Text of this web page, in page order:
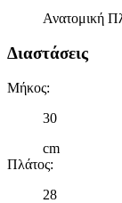
διαφημίσεων και
διαφημίσεις και
μας και την
πληροφορίες
τοποθεσίας μας
δικτύωσης,
Ανατομική
Διαστάσεις
Μήκος:
30
cm
Πλάτος:
28